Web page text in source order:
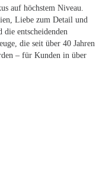
auf höchstem Niveau.
Liebe zum Detail und
die entscheidenden
die seit über 40 Jahren
– für Kunden in über